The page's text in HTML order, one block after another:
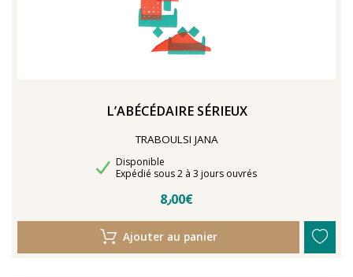
L’ABÉCÉDAIRE SÉRIEUX
TRABOULSI JANA
Disponibilité
Disponible
Délais de livraison
Expédié sous 2 à 3 jours ouvrés
8٫00€
Ajouter au panier